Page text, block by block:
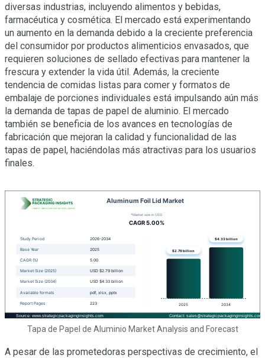
diversas industrias, incluyendo alimentos y bebidas,
farmacéutica y cosmética. El mercado está experimentando
un aumento en la demanda debido a la creciente preferencia
del consumidor por productos alimenticios envasados, que
requieren soluciones de sellado efectivas para mantener la
frescura y extender la vida útil. Además, la creciente
tendencia de comidas listas para comer y formatos de
embalaje de porciones individuales está impulsando aún más
la demanda de tapas de papel de aluminio. El mercado
también se beneficia de los avances en tecnologías de
fabricación que mejoran la calidad y funcionalidad de las
tapas de papel, haciéndolas más atractivas para los usuarios
finales.
Tapa de Papel de Aluminio Market Analysis and Forecast
A pesar de las prometedoras perspectivas de crecimiento, el